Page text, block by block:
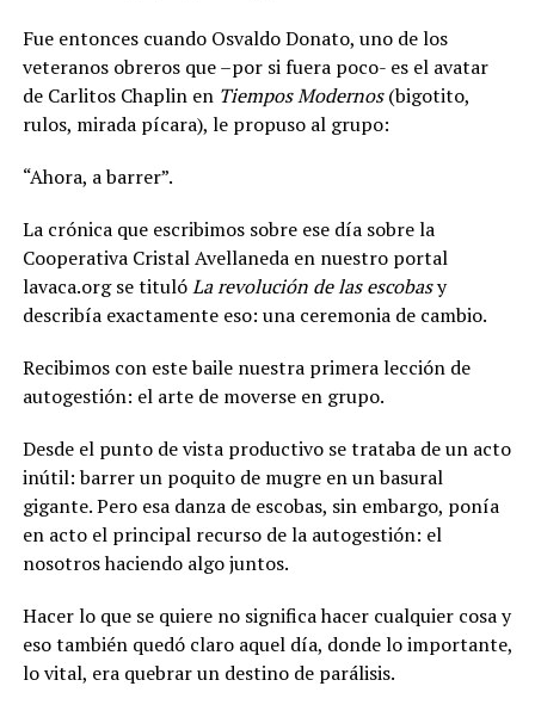
Fue entonces cuando Osvaldo Donato, uno de los
veteranos obreros que –por si fuera poco- es el avatar
de Carlitos Chaplin en Tiempos Modernos(bigotito,
rulos, mirada pícara), le propuso al grupo:
“Ahora, a barrer”.
La crónica que escribimos sobre ese día sobre la
Cooperativa Cristal Avellaneda en nuestro portal
lavaca.org se titulóLa revolución de las escobasy
describía exactamente eso: una ceremonia de cambio.
Recibimos con este baile nuestra primera lección de
autogestión: el arte de moverse en grupo.
Desde el punto de vista productivo se trataba de un acto
inútil: barrer un poquito de mugre en un basural
gigante. Pero esa danza de escobas, sin embargo, ponía
en acto el principal recurso de la autogestión: el
nosotros haciendo algo juntos.
Hacer lo que se quiere no significa hacer cualquier cosa y
eso también quedó claro aquel día, donde lo importante,
lo vital, era quebrar un destino de parálisis.